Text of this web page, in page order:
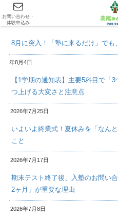
最新情報/
8月に突入！「塾に来るだけ」で
年8月4日
【1学期の通知表】主要5科目で「
つ上げる大変さと注意点
2026年7月25日
いよいよ終業式！夏休みを「なん
こと
2026年7月17日
期末テスト終了後、入塾のお問い
2ヶ月」が重要な理由
2026年7月8日
お問い合わせ・
体験申込み